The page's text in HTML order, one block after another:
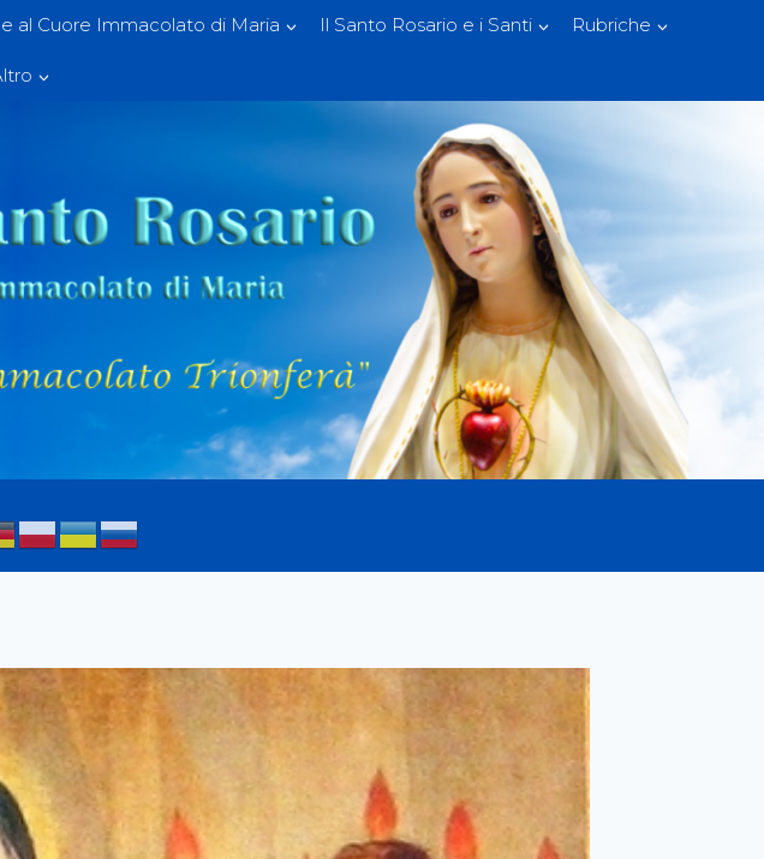
al Cuore Immacolato di Maria Il Santo Rosario e i Santi Rubriche